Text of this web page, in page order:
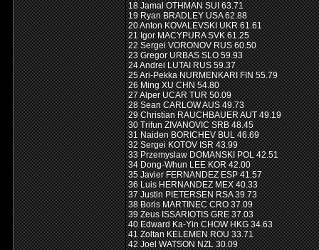
18 Jamal OTHMAN SUI 63.71
19 Ryan BRADLEY USA 62.88
20 Anton KOVALEVSKI UKR 61.61
21 Igor MACYPURA SVK 61.25
22 Sergei VORONOV RUS 60.50
23 Gregor URBAS SLO 59.93
24 Andrei LUTAI RUS 59.37
25 Ari-Pekka NURMENKARI FIN 55.79
26 Ming XU CHN 54.80
27 Alper UCAR TUR 50.09
28 Sean CARLOW AUS 49.73
29 Christian RAUCHBAUER AUT 49.19
30 Trifun ZIVANOVIC SRB 48.45
31 Naiden BORICHEV BUL 46.69
32 Sergei KOTOV ISR 43.99
33 Przemyslaw DOMANSKI POL 42.51
34 Dong-Whun LEE KOR 42.00
35 Javier FERNANDEZ ESP 41.57
36 Luis HERNANDEZ MEX 40.33
37 Justin PIETERSEN RSA 39.73
38 Boris MARTINEC CRO 37.09
39 Zeus ISSARIOTIS GRE 37.03
40 Edward Ka-Yin CHOW HKG 34.63
41 Zoltan KELEMEN ROU 33.71
42 Joel WATSON NZL 30.09